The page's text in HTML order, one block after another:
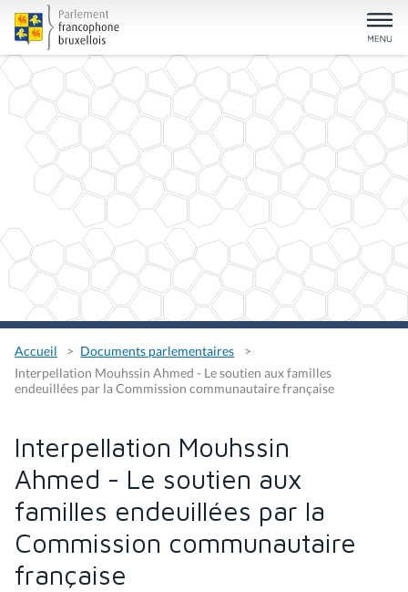
Accueil
Documents parlementaires
Interpellation Mouhssin Ahmed - Le soutien aux familles
endeuillées par la Commission communautaire française
Interpellation Mouhssin
Ahmed - Le soutien aux
familles endeuillées par la
Commission communautaire
française